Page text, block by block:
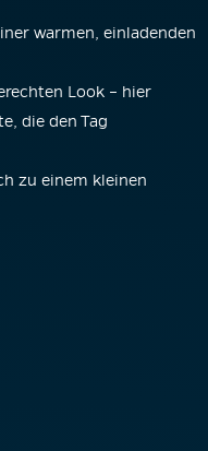
warmen, einladenden
Look – hier
die den Tag
zu einem kleinen